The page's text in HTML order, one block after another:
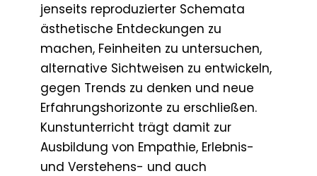
jenseits reproduzierter Schemata
ästhetische Entdeckungen zu
machen, Feinheiten zu untersuchen,
alternative Sichtweisen zu entwickeln,
gegen Trends zu denken und neue
Erfahrungshorizonte zu erschließen.
Kunstunterricht trägt damit zur
Ausbildung von Empathie, Erlebnis-
und Verstehens- und auch